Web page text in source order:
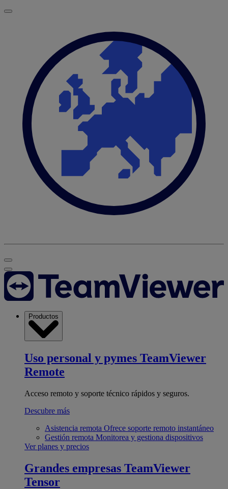
Productos
Uso personal y pymes TeamViewer
Remote
Acceso remoto y soporte técnico rápidos y seguros.
Descubre más
Asistencia remota Ofrece soporte remoto instantáneo
Gestión remota Monitorea y gestiona dispositivos
Ver planes y precios
Grandes empresas TeamViewer
Tensor